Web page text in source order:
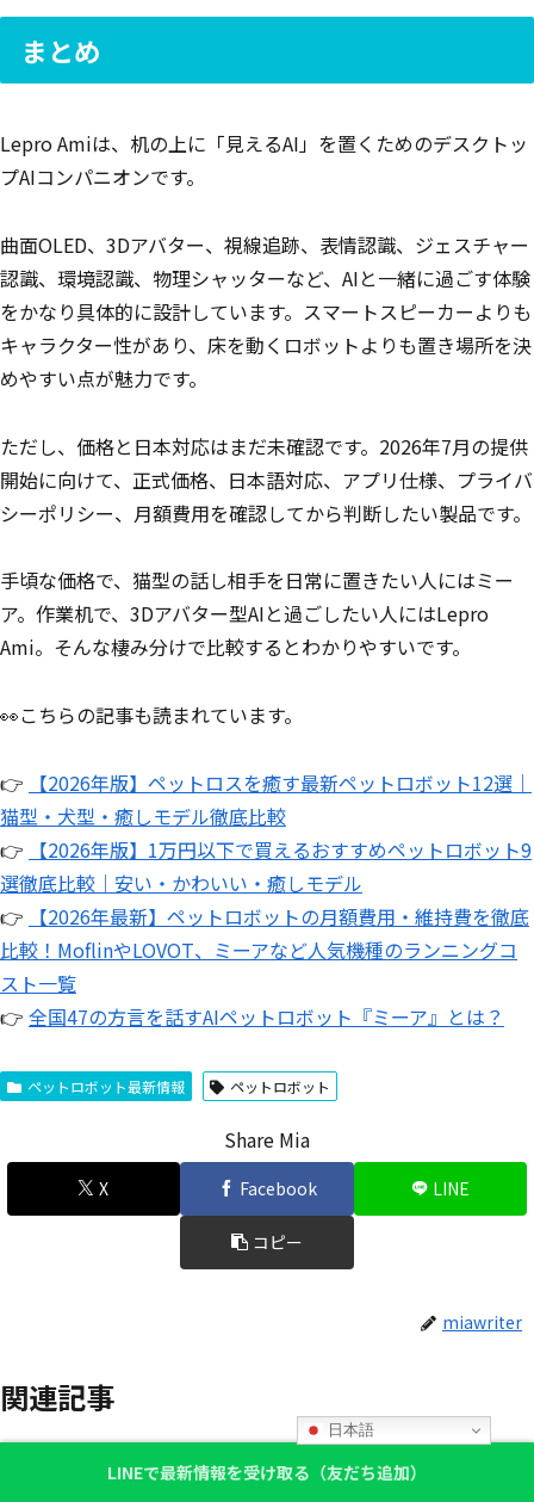
まとめ
Lepro Amiは、机の上に「見えるAI」を置くためのデスクトッ
プAIコンパニオンです。
曲面OLED、3Dアバター、視線追跡、表情認識、ジェスチャー
認識、環境認識、物理シャッターなど、AIと一緒に過ごす体験
をかなり具体的に設計しています。スマートスピーカーよりも
キャラクター性があり、床を動くロボットよりも置き場所を決
めやすい点が魅力です。
ただし、価格と日本対応はまだ未確認です。2026年7月の提供
開始に向けて、正式価格、日本語対応、アプリ仕様、プライバ
シーポリシー、月額費用を確認してから判断したい製品です。
手頃な価格で、猫型の話し相手を日常に置きたい人にはミー
ア。作業机で、3Dアバター型AIと過ごしたい人にはLepro
Ami。そんな棲み分けで比較するとわかりやすいです。
👀こちらの記事も読まれています。
👉
【2026年版】ペットロスを癒す最新ペットロボット12選｜
猫型・犬型・癒しモデル徹底比較
👉
【2026年版】1万円以下で買えるおすすめペットロボット9
選徹底比較｜安い・かわいい・癒しモデル
👉
【2026年最新】ペットロボットの月額費用・維持費を徹底
比較！MoflinやLOVOT、ミーアなど人気機種のランニングコ
スト一覧
👉 全国47の方言を話すAIペットロボット『ミーア』とは？
ペットロボット最新情報 ペットロボット
Share Mia
X Facebook LINE
コピー
miawriter
関連記事
ペットロボット最新情報
【Familiarレビュー】言葉を超えた
LINEで最新情報を受け取る（友だち追加）
日本語